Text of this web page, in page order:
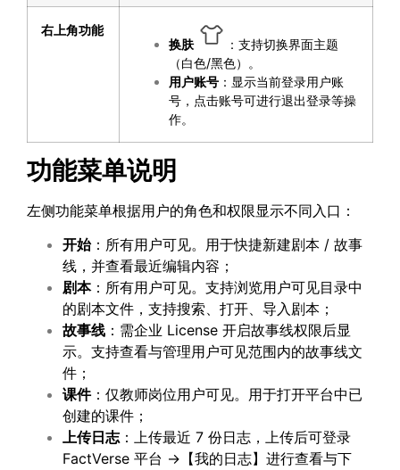
右上角功能
换肤
：支持切换界面主题
（白色/黑色）。
用户账号 ：显示当前登录用户账
号，点击账号可进行退出登录等操
作。
功能菜单说明
左侧功能菜单根据用户的角色和权限显示不同入口：
开始：所有用户可见。用于快捷新建剧本 / 故事
线，并查看最近编辑内容；
剧本：所有用户可见。支持浏览用户可见目录中
的剧本文件，支持搜索、打开、导入剧本；
故事线 ：需企业 License 开启故事线权限后显
示。支持查看与管理用户可见范围内的故事线文
件；
课件：仅教师岗位用户可见。用于打开平台中已
创建的课件；
上传日志：上传最近 7 份日志，上传后可登录
FactVerse 平台 →【我的日志】进行查看与下